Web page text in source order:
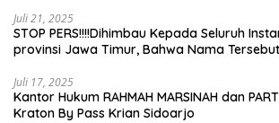
Juli 21, 2025
STOP PERS!!!!Dihimbau Kepada Seluruh
provinsi Jawa Timur, Bahwa Nama
Juli 17, 2025
Kantor Hukum RAHMAH MARSINAH dan
Kraton By Pass Krian Sidoarjo